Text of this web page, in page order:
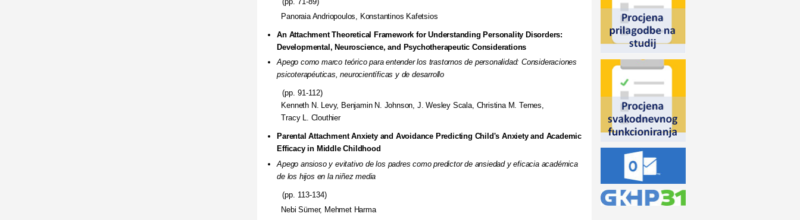
Panoraia Andriopoulos, Konstantinos Kafetsios
An Attachment Theoretical Framework for Understanding Personality Disorders:
Developmental, Neuroscience, and Psychotherapeutic Considerations
Apego como marco teórico para entender los trastornos de personalidad: Consideraciones
psicoterapéuticas, neurocientíficas y de desarrollo
(pp. 91-112)
Kenneth N. Levy, Benjamin N. Johnson, J. Wesley Scala, Christina M. Temes,
Tracy L. Clouthier
Parental Attachment Anxiety and Avoidance Predicting Child's Anxiety and Academic
Efficacy in Middle Childhood
Apego ansioso y evitativo de los padres como predictor de ansiedad yeficacia académica
de los hijos en la niñez media
(pp. 113-134)
Nebi Sümer, Mehmet Harma